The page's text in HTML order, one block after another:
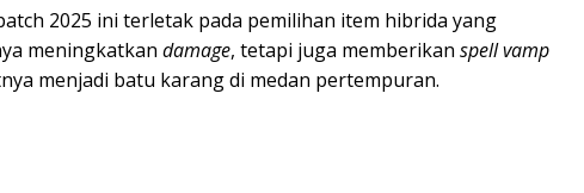
2025 ini terletak pada pemilihan item hibrida yang
meningkatkan damage, tetapi juga memberikan spell vamp
menjadi batu karang di medan pertempuran.